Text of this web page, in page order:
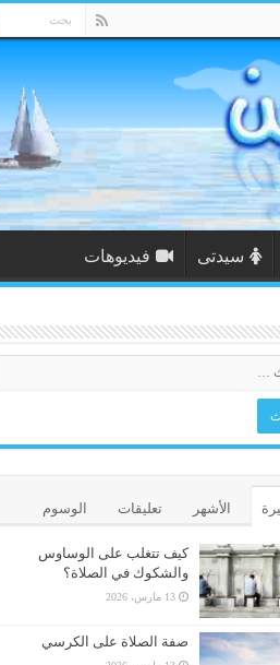
سيدتى فيديوهات
الأشهر تعليقات الوسوم
كيف تتغلب على الوساوس
والشكوك في الصلاة؟
13 مارس، 2026
صفة الصلاة على الكرسي